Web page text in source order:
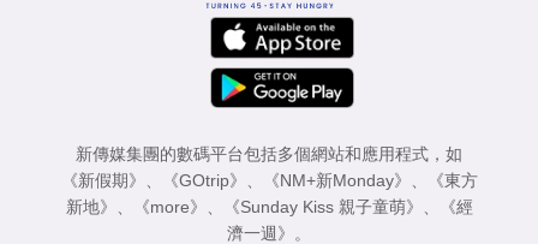
新傳媒集團的數碼平台包括多個網站和應用程式，如
《新假期》
《GOtrip》 《NM+新Monday》
《東方
新地》
《more》 《Sunday Kiss 親子童萌》
《經
濟一週》
。